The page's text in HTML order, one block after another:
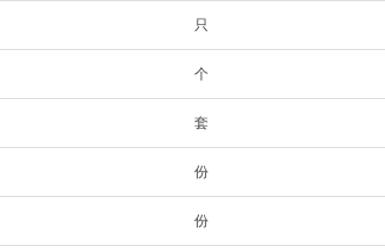
只
个
套
份
份